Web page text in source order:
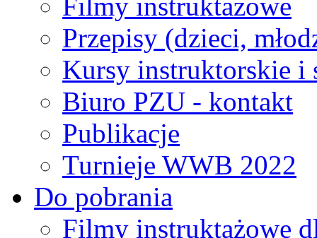
Przepisy (dzieci,
Kursy instruktorskie i
Biuro PZU - kontakt
Publikacje
Turnieje WWB 2022
Do pobrania
Filmy instruktażowe